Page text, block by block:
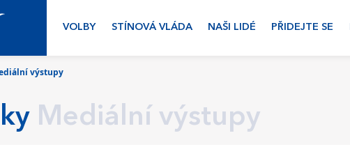
VOLBY STÍNOVÁ VLÁDA NAŠI LIDÉ PŘIDEJTE SE
výstupy
Mediální výstupy